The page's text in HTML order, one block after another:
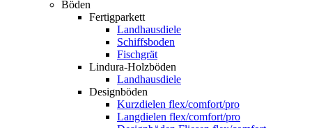
Böden
Fertigparkett
Landhausdiele
Schiffsboden
Fischgrät
Lindura-Holzböden
Landhausdiele
Designböden
Kurzdielen flex/comfort/pro
Langdielen flex/comfort/pro